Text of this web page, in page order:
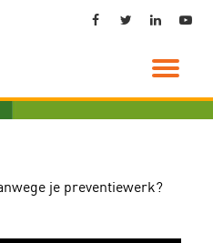
je preventiewerk?